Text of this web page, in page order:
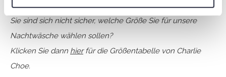
Sie sind sich nicht sicher, welche Größe Sie für unsere
Nachtwäsche wählen sollen?
Klicken Sie dann hierfür die Größentabelle von Charlie
Choe.